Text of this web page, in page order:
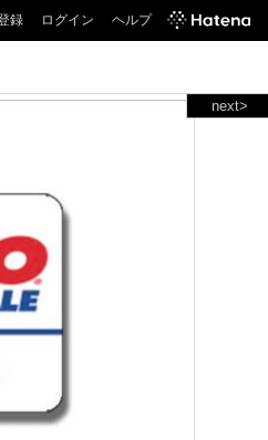
録 ログイン ヘルプ
next>